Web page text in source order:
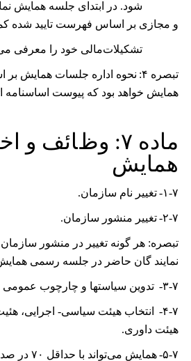
شود. در ابتدای جلسه همایش
و مجازی بر اساس فهرست تایید شده
تشکیلات‌مالی خود را معرفی می
تبصره ۴: نحوه اداره جلسات همایش بر
همایش خواهد بود که پیوست
ﻣﺎﺩﻩ
۷: ﻭﻅﺎﺋﻒ ﻭ
ﻫﻤﺎﻳﺶ
۱-۷- ﺗﻐﻴﻴﺮ ﻧﺎﻡ ﺳﺎﺯﻣﺎﻥ.
۲-۷- ﺗﻐﻴﻴﺮ ﻣﻨﺸﻮﺭ ﺳﺎﺯﻣﺎﻥ.
ﺗﺒﺼﺮﻩ: ﻫﺮ ﮔﻮﻧﻪ ﺗﻐﻴﻴﺮ ﺩﺭ ﻣﻨﺸﻮﺭ ﺳﺎﺯﻣﺎﻥ
ﻧﻤﺎﻳﻨﺪ ﮔﺎﻥ حاضر در جلسه رسمی
۳-۷- ﺗﺪﻭﻳﻦ ﺳﻴﺎﺳﺘﻬﺎ ﻭ ﭼﺎﺭﭼﻮﺏ ﻋﻤﻮﻣﯽ
۴-۷-
ﺍﻧﺘﺨﺎﺏ ﻫﻴﺌﺖ ﺳﻴﺎﺳﯽ- ﺍﺟﺮﺍﻳﯽ،
ﻫﻴﺌﺖ ﺩﺍﻭﺭی.
۵-۷- ﻫﻤﺎﻳﺶ ﻣﯽﺗﻮﺍﻧﺪ ﺑﺎ ﺣﺪﺍﻗﻞ ۷۰ﺩﺭ ﺻﺪ